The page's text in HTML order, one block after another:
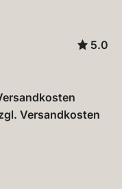
5.0
Versandkosten